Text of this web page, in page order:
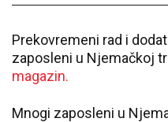
Prekovremeni rad i
zaposleni u Njemačkoj
magazin.
Mnogi zaposleni u